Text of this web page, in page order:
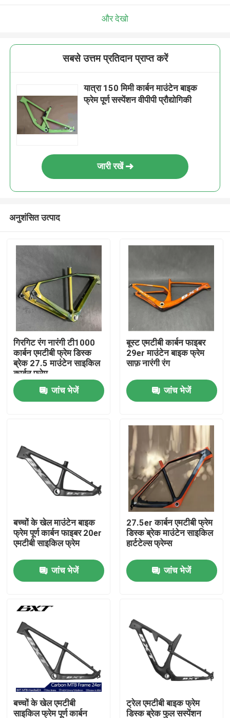
उत्पाद
हमारे बारे में
कारखाने का दौरा
गुणवत्ता नियंत्रण
हमसे संपर्क करें
उद्धरण मांगें
कार्बन माउंटेन बाइक
कार्बन रोड बाइक
कार्बन माउंटेन बाइक फ्रेम
और देखो
सबसे उत्तम प्रतिदान प्राप्त करें
यात्रा 150 मिमी कार्बन माउंटेन बाइक
फ्रेम पूर्ण सस्पेंशन वीपीपी प्रौद्योगिकी
जारी रखें
अनुशंसित उत्पाद
गिरगिट रंग नारंगी टी1000
कार्बन एमटीबी फ्रेम डिस्क
ब्रेक 27.5 माउंटेन साइकिल
कार्बन फ्रेम
जांच भेजें
बूस्ट एमटीबी कार्बन फाइबर
29er माउंटेन बाइक फ्रेम
साफ़ नारंगी रंग
जांच भेजें
बच्चों के खेल माउंटेन बाइक
फ्रेम पूर्ण कार्बन फाइबर 20er
एमटीबी साइकिल फ्रेम
जांच भेजें
27.5er कार्बन एमटीबी फ्रेम
डिस्क ब्रेक माउंटेन साइकिल
हार्टटेल्स फ्रेम्स
जांच भेजें
बच्चों के खेल एमटीबी
साइकिल फ्रेम पूर्ण कार्बन
ट्रेल एमटीबी बाइक फ्रेम
डिस्क ब्रेक फुल सस्पेंशन